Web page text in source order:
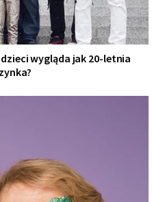
wygląda jak 20-letnia